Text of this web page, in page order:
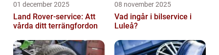
01 december 2025
Land Rover-service: Att
vårda ditt terrängfordon
08 november 2025
Vad ingår i bilservice i
Luleå?